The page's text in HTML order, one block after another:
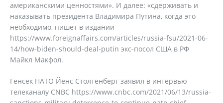
американскими ценностями». И далее: «сдерживать и
наказывать президента Владимира Путина, когда это
необходимо, пишет в издании
https://www.foreignaffairs.com/articles/russia-fsu/2021-06-
14/how-biden-should-deal-putin экс-посол США в РФ
Майкл Макфол.
Генсек НАТО Йенс Столтенберг заявил в интервью
телеканалу CNBC https://www.cnbc.com/2021/06/13/russia-